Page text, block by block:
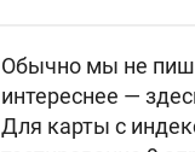
Обычно мы не
интереснее —
Для карты с